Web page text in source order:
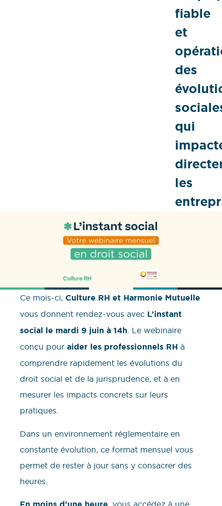
fiable
et
des
qui
les
Ce mois-ci, Culture RH et Harmonie Mutuelle
vous donnent rendez-vous avec L’instant
social le mardi 9 juin à 14h. Le webinaire
conçu pour aider les professionnels RH à
comprendre rapidement les évolutions du
droit social et de la jurisprudence, et à en
mesurer les impacts concrets sur leurs
pratiques.
Dans un environnement réglementaire en
constante évolution, ce format mensuel vous
permet de rester à jour sans y consacrer des
heures.